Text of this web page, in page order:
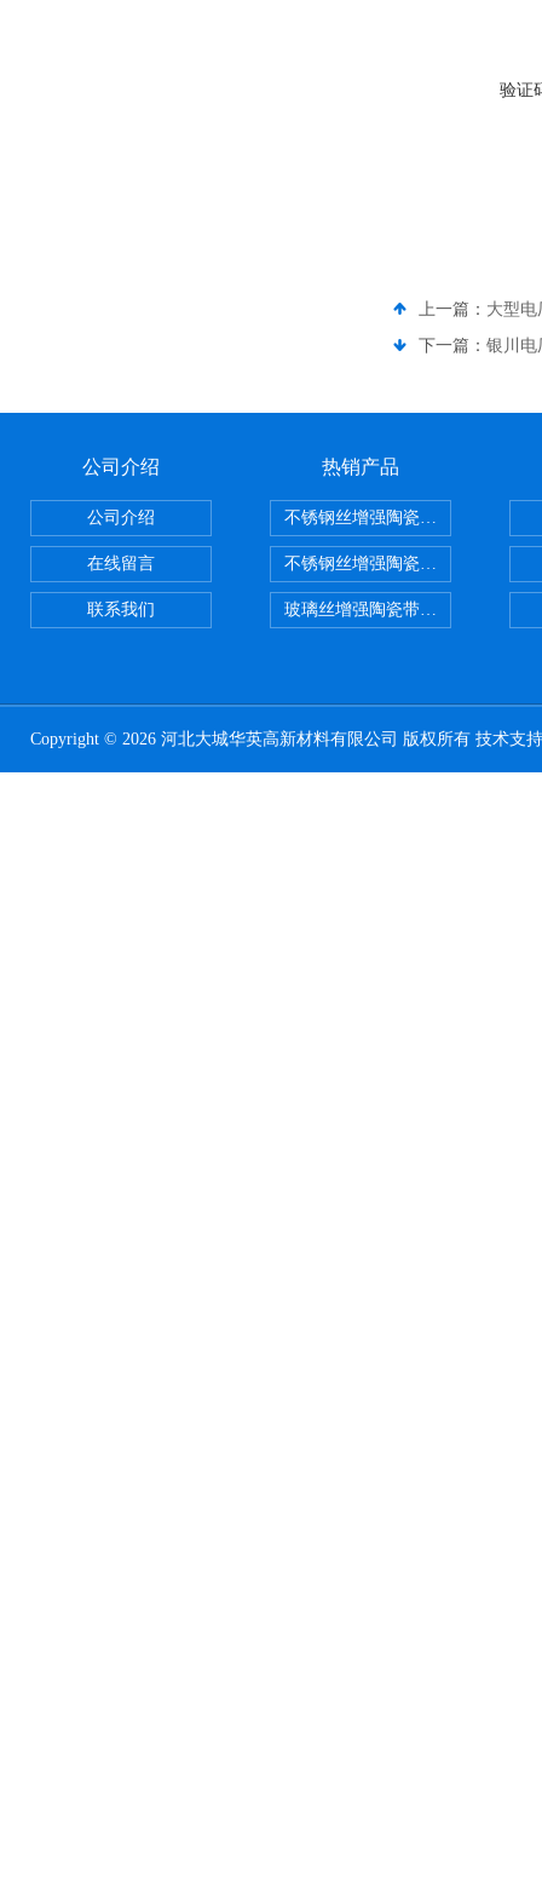
验证
上一篇： 大型电
下一篇： 银川电
公司介绍
公司介绍
在线留言
联系我们
热销产品
不锈钢丝增强陶瓷纤维布，陶瓷布
不锈钢丝增强陶瓷纤维布应用范围
玻璃丝增强陶瓷带，硅酸铝纤维
Copyright © 2026 河北大城华英高新材料有限公司 版权所有 技术支